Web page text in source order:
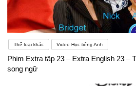
Thể loại khác Video Học tiếng Anh
Phim Extra tập 23 – Extra English 23 –
song ngữ